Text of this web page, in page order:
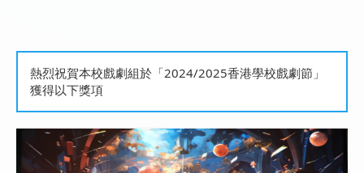
熱烈祝賀本校戲劇組於「2024/2025香港學校戲劇節」
獲得以下獎項